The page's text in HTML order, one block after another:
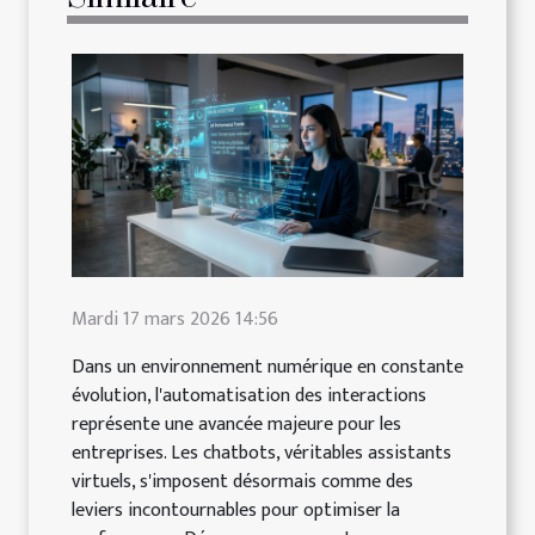
Mardi 17 mars 2026 14:56
Dans un environnement numérique en constante
évolution, l'automatisation des interactions
représente une avancée majeure pour les
entreprises. Les chatbots, véritables assistants
virtuels, s'imposent désormais comme des
leviers incontournables pour optimiser la